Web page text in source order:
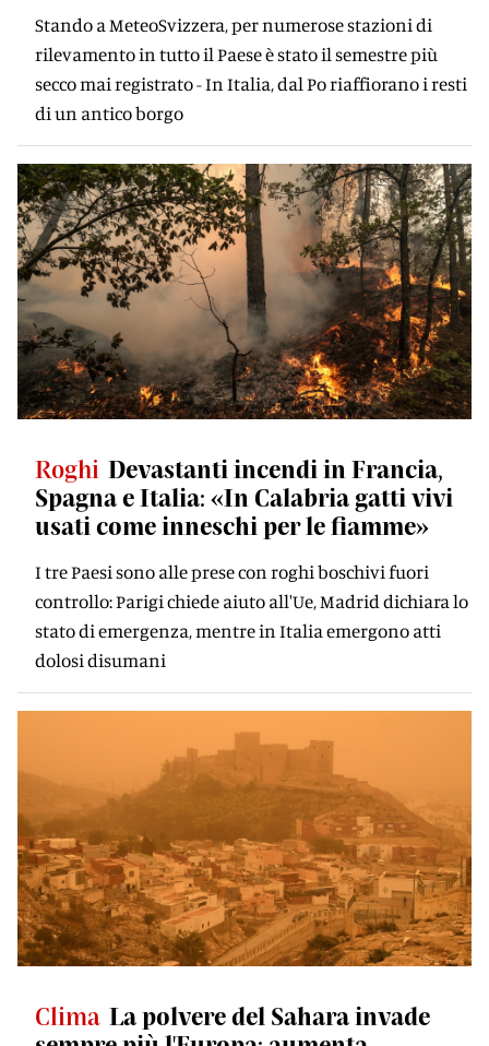
Stando a MeteoSvizzera, per numerose stazioni di
rilevamento in tutto il Paese è stato il semestre più
secco mai registrato - In Italia, dal Po riaffiorano i resti
di un antico borgo
Roghi Devastanti incendi in Francia,
Spagna e Italia: «In Calabria gatti vivi
usati come inneschi per le fiamme»
I tre Paesi sono alle prese con roghi boschivi fuori
controllo: Parigi chiede aiuto all'Ue, Madrid dichiara lo
stato di emergenza, mentre in Italia emergono atti
dolosi disumani
Clima La polvere del Sahara invade